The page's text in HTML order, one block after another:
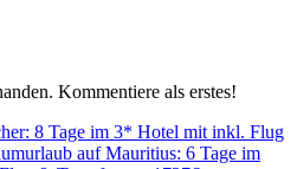
Kommentiere als erstes!
8 Tage im 3* Hotel mit inkl. Flug
auf Mauritius: 6 Tage im